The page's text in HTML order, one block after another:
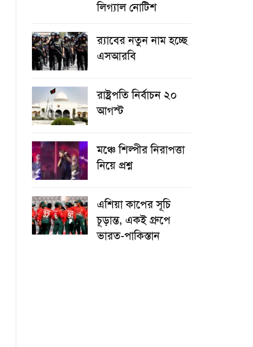
লিগ্যাল নোটিশ
র‌্যাবের নতুন নাম হচ্ছে
এসআরবি
রাষ্ট্রপতি নির্বাচন ২০
আগস্ট
​মঞ্চে শিল্পীর নিরাপত্তা
নিয়ে প্রশ্ন
এশিয়া কাপের সূচি
চূড়ান্ত, একই গ্রুপে
ভারত-পাকিস্তান